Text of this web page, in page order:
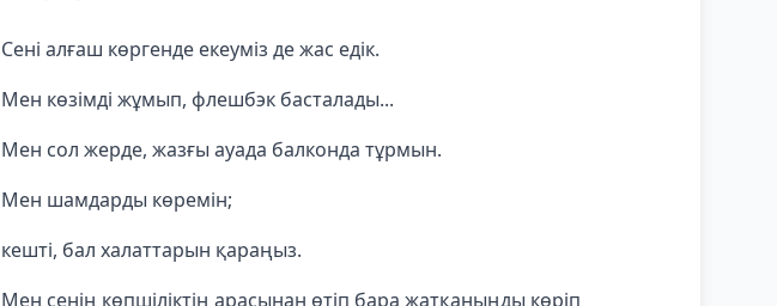
Сені алғаш көргенде екеуміз де жас едік.
Мен көзімді жұмып, флешбэк басталады...
Мен сол жерде, жазғы ауада балконда тұрмын.
Мен шамдарды көремін;
кешті, бал халаттарын қараңыз.
Мен сенің көпшіліктің арасынан өтіп бара жатқаныңды көріп